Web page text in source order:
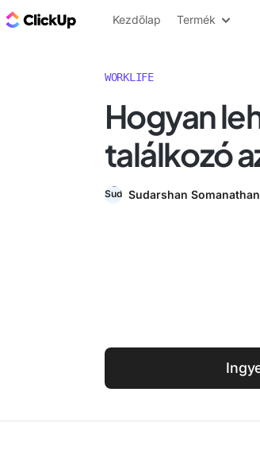
ClickUp blog
Kezdőlap Termék
WORKLIFE
Hogyan
találkozó
Sudarshan Somanathan